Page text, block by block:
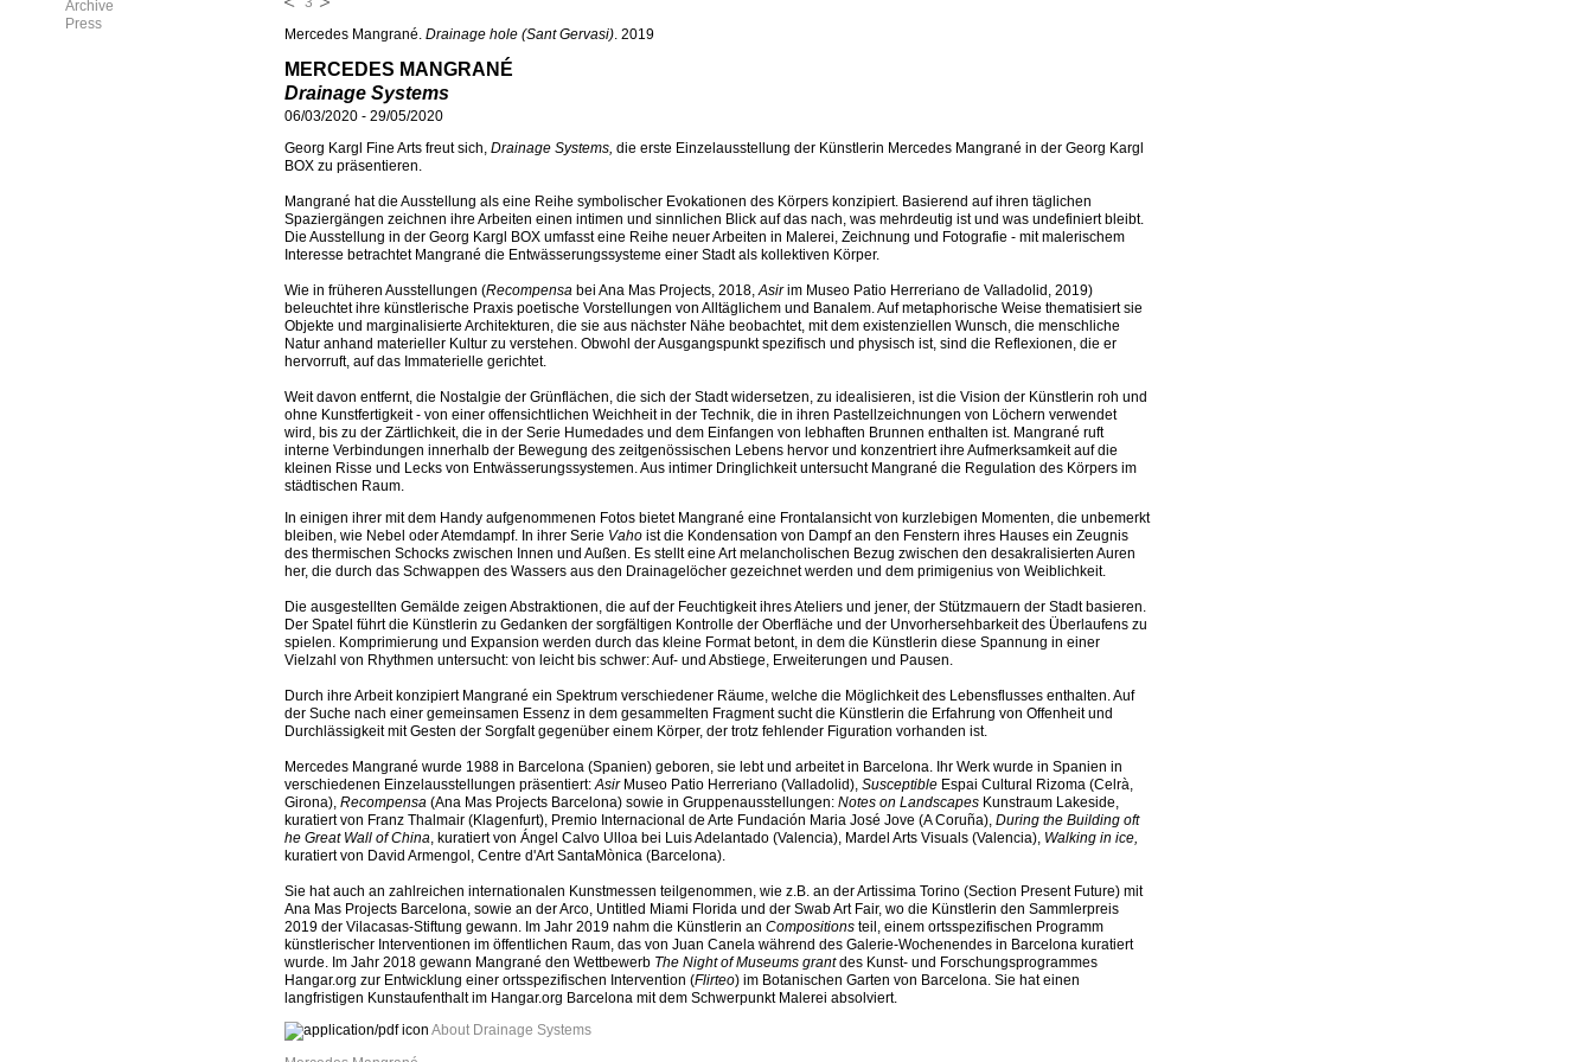
Mercedes Mangrané. Drainage hole (Sant Gervasi). 2019
MERCEDES MANGRANÉ
Drainage Systems
06/03/2020 - 29/05/2020
Georg Kargl Fine Arts freut sich, Drainage Systems, die erste Einzelausstellung der Künstlerin Mercedes Mangrané in der Georg Kargl
BOX zu präsentieren.
Mangrané hat die Ausstellung als eine Reihe symbolischer Evokationen des Körpers konzipiert. Basierend auf ihren täglichen
Spaziergängen zeichnen ihre Arbeiten einen intimen und sinnlichen Blick auf das nach, was mehrdeutig ist und was undefiniert bleibt.
Die Ausstellung in der Georg Kargl BOX umfasst eine Reihe neuer Arbeiten in Malerei, Zeichnung und Fotografie - mit malerischem
Interesse betrachtet Mangrané die Entwässerungssysteme einer Stadt als kollektiven Körper.
Wie in früheren Ausstellungen (Recompensa bei Ana Mas Projects, 2018,Asirim Museo Patio Herreriano de Valladolid, 2019)
beleuchtet ihre künstlerische Praxis poetische Vorstellungen von Alltäglichem und Banalem. Auf metaphorische Weise thematisiert sie
Objekte und marginalisierte Architekturen, die sie aus nächster Nähe beobachtet, mit dem existenziellen Wunsch, die menschliche
Natur anhand materieller Kultur zu verstehen. Obwohl der Ausgangspunkt spezifisch und physisch ist, sind die Reflexionen, die er
hervorruft, auf das Immaterielle gerichtet.
Weit davon entfernt, die Nostalgie der Grünflächen, die sich der Stadt widersetzen, zu idealisieren, ist die Vision der Künstlerin roh und
ohne Kunstfertigkeit - von einer offensichtlichen Weichheit in der Technik, die in ihren Pastellzeichnungen von Löchern verwendet
wird, bis zu der Zärtlichkeit, die in der Serie Humedades und dem Einfangen von lebhaften Brunnen enthalten ist. Mangrané ruft
interne Verbindungen innerhalb der Bewegung des zeitgenössischen Lebens hervor und konzentriert ihre Aufmerksamkeit auf die
kleinen Risse und Lecks von Entwässerungssystemen. Aus intimer Dringlichkeit untersucht Mangrané die Regulation des Körpers im
städtischen Raum.
In einigen ihrer mit dem Handy aufgenommenen Fotos bietet Mangrané eine Frontalansicht von kurzlebigen Momenten, die unbemerkt
bleiben, wie Nebel oder Atemdampf. In ihrer Serie Vaho ist die Kondensation von Dampf an den Fenstern ihres Hauses ein Zeugnis
des thermischen Schocks zwischen Innen und Außen. Es stellt eine Art melancholischen Bezug zwischen den desakralisierten Auren
her, die durch das Schwappen des Wassers aus den Drainagelöcher gezeichnet werden und dem primigenius von Weiblichkeit.
Die ausgestellten Gemälde zeigen Abstraktionen, die auf der Feuchtigkeit ihres Ateliers und jener, der Stützmauern der Stadt basieren.
Der Spatel führt die Künstlerin zu Gedanken der sorgfältigen Kontrolle der Oberfläche und der Unvorhersehbarkeit des Überlaufens zu
spielen. Komprimierung und Expansion werden durch das kleine Format betont, in dem die Künstlerin diese Spannung in einer
Vielzahl von Rhythmen untersucht: von leicht bis schwer: Auf- und Abstiege, Erweiterungen und Pausen.
Durch ihre Arbeit konzipiert Mangrané ein Spektrum verschiedener Räume, welche die Möglichkeit des Lebensflusses enthalten. Auf
der Suche nach einer gemeinsamen Essenz in dem gesammelten Fragment sucht die Künstlerin die Erfahrung von Offenheit und
Durchlässigkeit mit Gesten der Sorgfalt gegenüber einem Körper, der trotz fehlender Figuration vorhanden ist.
Mercedes Mangrané wurde 1988 in Barcelona (Spanien) geboren, sie lebt und arbeitet in Barcelona. Ihr Werk wurde in Spanien in
verschiedenen Einzelausstellungen präsentiert:AsirMuseo Patio Herreriano (Valladolid), Susceptible Espai Cultural Rizoma (Celrà,
Girona), Recompensa (Ana Mas Projects Barcelona) sowie in Gruppenausstellungen: Notes on Landscapes Kunstraum Lakeside,
kuratiert von Franz Thalmair (Klagenfurt), Premio Internacional de Arte Fundación Maria José Jove (A Coruña), During the Building oft
he Great Wall of China, kuratiert von Ángel Calvo Ulloa bei Luis Adelantado (Valencia), Mardel Arts Visuals (Valencia), Walking in ice,
kuratiert von David Armengol, Centre d'Art SantaMònica (Barcelona).
Sie hat auch an zahlreichen internationalen Kunstmessen teilgenommen, wie z.B. an der Artissima Torino (Section Present Future) mit
Ana Mas Projects Barcelona, sowie an der Arco, Untitled Miami Florida und der Swab Art Fair, wo die Künstlerin den Sammlerpreis
2019 der Vilacasas-Stiftung gewann. Im Jahr 2019 nahm die Künstlerin an Compositions teil, einem ortsspezifischen Programm
künstlerischer Interventionen im öffentlichen Raum, das von Juan Canela während des Galerie-Wochenendes in Barcelona kuratiert
wurde. Im Jahr 2018 gewann Mangrané den Wettbewerb The Night of Museums grantdes Kunst- und Forschungsprogrammes
Hangar.org zur Entwicklung einer ortsspezifischen Intervention (Flirteo) im Botanischen Garten von Barcelona. Sie hat einen
langfristigen Kunstaufenthalt im Hangar.org Barcelona mit dem Schwerpunkt Malerei absolviert.
About Drainage Systems
Archive
Press